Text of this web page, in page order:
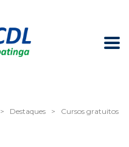
> Destaques >
Cursos gratuitos